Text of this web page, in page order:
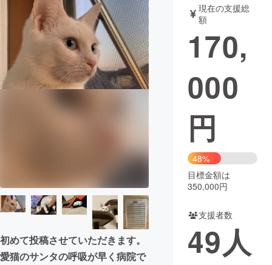
アート・写真 音楽
テクノロジー・ガジェット ゲーム・サ
映像・映画
ビジネス・起業
CAMPFIRE Creation
CAMPFIREふるさと納税machi-ya コミュニティ
初めて投稿させていただきます。
愛猫のサンタの呼吸が早く病院で
現在の支援総
額
170,
000
円
48%
目標金額は
350,000円
支援者数
49人